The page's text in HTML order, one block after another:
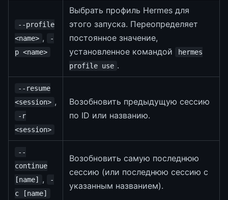
--profile
<name> ,
-
p <name>
Выбрать профиль Hermes для
этого запуска. Переопределяет
постоянное значение,
установленное командой
hermes
profile use .
--resume
<session> ,
-r
<session>
Возобновить предыдущую сессию
по ID или названию.
--
continue
[name]
,
-
c [name]
Возобновить самую последнюю
сессию (или последнюю сессию с
указанным названием).